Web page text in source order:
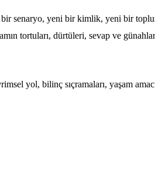
senaryo, yeni bir kimlik, yeni bir
tortuları, dürtüleri, sevap ve
yol, bilinç sıçramaları, yaşam